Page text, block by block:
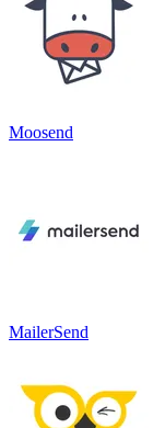
Moosend
MailerSend